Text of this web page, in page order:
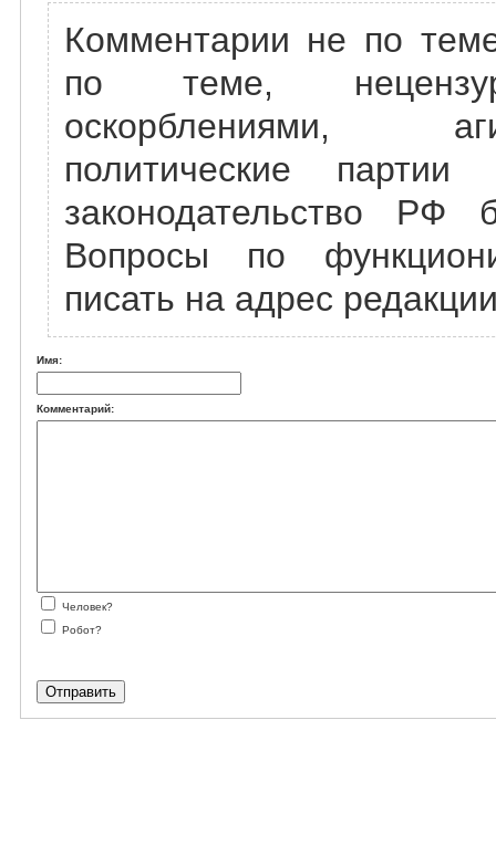
Комментарии не по
по теме,
оскорблениями,
политические
законодательство РФ
Вопросы по
писать на адрес
Имя:
Комментарий:
Человек?
Робот?